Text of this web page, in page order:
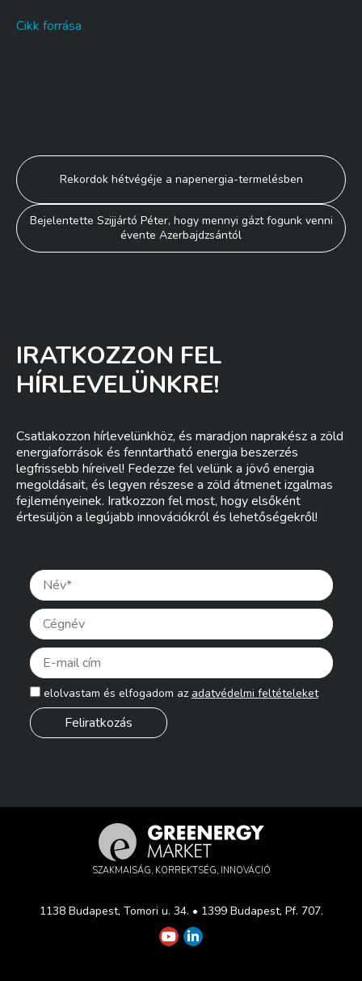
Cikk forrása
Bejegyzés
navigáció
Rekordok hétvégéje a napenergia-termelésben
Bejelentette Szijjártó Péter, hogy mennyi gázt fogunk venni
évente Azerbajdzsántól
IRATKOZZON FEL
HÍRLEVELÜNKRE!
Csatlakozzon hírlevelünkhöz, és maradjon naprakész a zöld
energiaforrások és fenntartható energia beszerzés
legfrissebb híreivel! Fedezze fel velünk a jövő energia
megoldásait, és legyen részese a zöld átmenet izgalmas
fejleményeinek. Iratkozzon fel most, hogy elsőként
értesüljön a legújabb innovációkról és lehetőségekről!
elolvastam és elfogadom az adatvédelmi feltételeket
SZAKMAISÁG, KORREKTSÉG, INNOVÁCIÓ
1138 Budapest, Tomori u. 34. • 1399 Budapest, Pf. 707.